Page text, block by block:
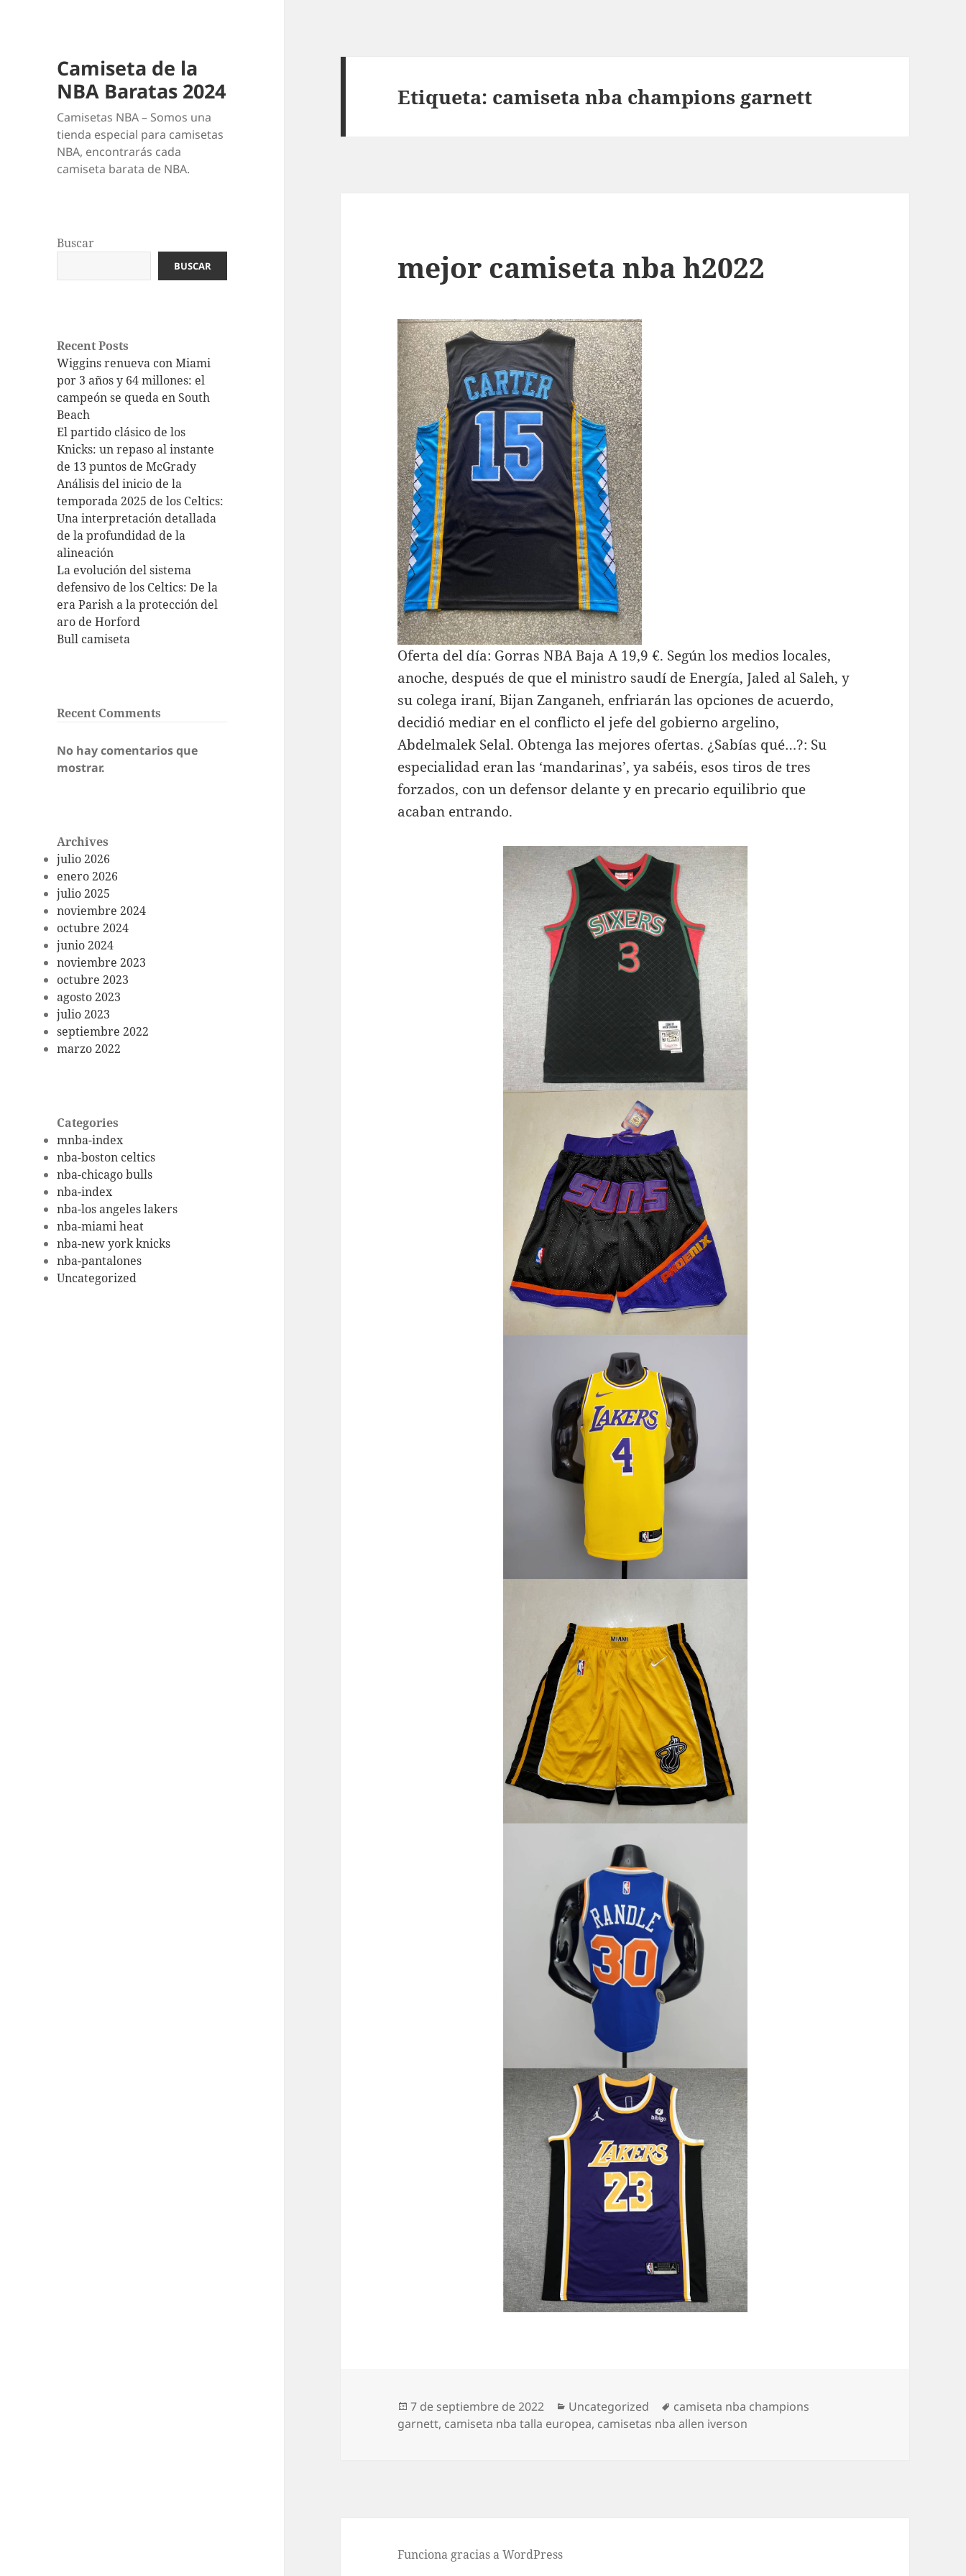
Camiseta de la
NBA Baratas 2024
Camisetas NBA – Somos una
tienda especial para camisetas
NBA, encontrarás cada
camiseta barata de NBA.
Buscar
BUSCAR
Recent Posts
Wiggins renueva con Miami
por 3 años y 64 millones: el
campeón se queda en South
Beach
El partido clásico de los
Knicks: un repaso al instante
de 13 puntos de McGrady
Análisis del inicio de la
temporada 2025 de los Celtics:
Una interpretación detallada
de la profundidad de la
alineación
La evolución del sistema
defensivo de los Celtics: De la
era Parish a la protección del
aro de Horford
Bull camiseta
Recent Comments
No hay comentarios que
mostrar.
Archives
julio 2026
enero 2026
julio 2025
noviembre 2024
octubre 2024
junio 2024
noviembre 2023
octubre 2023
agosto 2023
julio 2023
septiembre 2022
marzo 2022
Categories
mnba-index
nba-boston celtics
nba-chicago bulls
nba-index
nba-los angeles lakers
nba-miami heat
nba-new york knicks
nba-pantalones
Uncategorized
Etiqueta: camiseta nba champions garnett
mejor camiseta nba h2022
Oferta del día: Gorras NBA Baja A 19,9 €. Según los medios locales,
anoche, después de que el ministro saudí de Energía, Jaled al Saleh, y
su colega iraní, Bijan Zanganeh, enfriarán las opciones de acuerdo,
decidió mediar en el conflicto el jefe del gobierno argelino,
Abdelmalek Selal. Obtenga las mejores ofertas. ¿Sabías qué…?: Su
especialidad eran las ‘mandarinas’, ya sabéis, esos tiros de tres
forzados, con un defensor delante y en precario equilibrio que
acaban entrando.
Publicado
el
7 de septiembre de 2022 Categorías
Uncategorized Etiquetas
camiseta nba champions
garnett, camiseta nba talla europea, camisetas nba allen iverson
Funciona gracias a WordPress